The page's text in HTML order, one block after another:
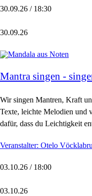
30.09.26 / 18:30
30.09.26
Mantra singen -
Wir singen Mantren, Kraft
Texte, leichte Melodien und
dafür, dass du Leichtigkeit
Veranstalter: Otelo
03.10.26 / 18:00
03.10.26